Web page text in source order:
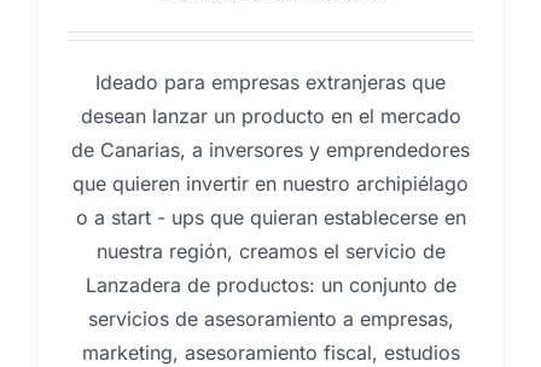
Ideado para empresas extranjeras que
desean lanzar un producto en el mercado
de Canarias, a inversores y emprendedores
que quieren invertir en nuestro archipiélago
o a start - ups que quieran establecerse en
nuestra región, creamos el servicio de
Lanzadera de productos: un conjunto de
servicios de asesoramiento a empresas,
marketing, asesoramiento fiscal, estudios